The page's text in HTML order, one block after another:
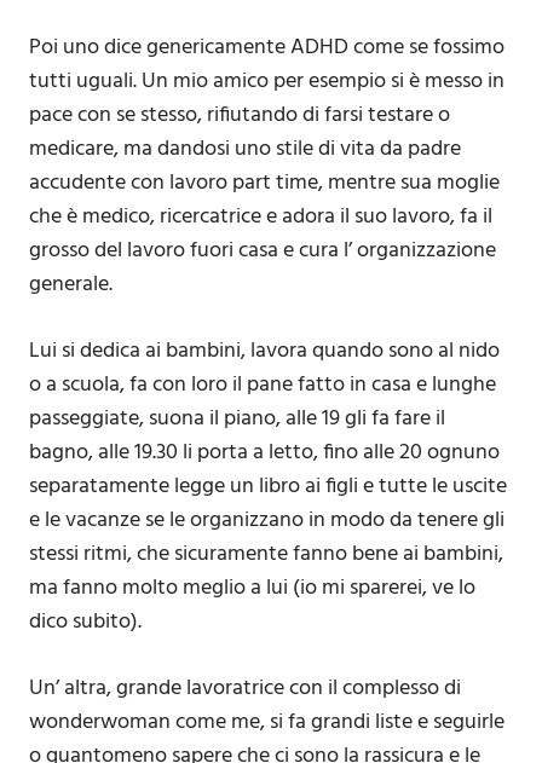
Poi uno dice genericamente ADHD come se fossimo
tutti uguali. Un mio amico per esempio si è messo in
pace con se stesso, rifiutando di farsi testare o
medicare, ma dandosi uno stile di vita da padre
accudente con lavoro part time, mentre sua moglie
che è medico, ricercatrice e adora il suo lavoro, fa il
grosso del lavoro fuori casa e cura l’ organizzazione
generale.
Lui si dedica ai bambini, lavora quando sono al nido
o a scuola, fa con loro il pane fatto in casa e lunghe
passeggiate, suona il piano, alle 19 gli fa fare il
bagno, alle 19.30 li porta a letto, fino alle 20 ognuno
separatamente legge un libro ai figli e tutte le uscite
e le vacanze se le organizzano in modo da tenere gli
stessi ritmi, che sicuramente fanno bene ai bambini,
ma fanno molto meglio a lui (io mi sparerei, ve lo
dico subito).
Un’ altra, grande lavoratrice con il complesso di
wonderwoman come me, si fa grandi liste e seguirle